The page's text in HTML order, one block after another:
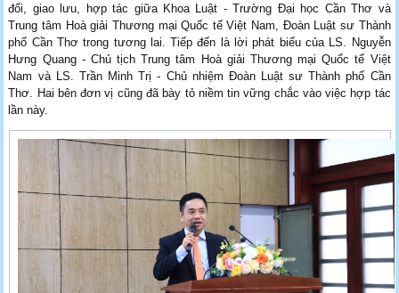
đổi, giao lưu, hợp tác giữa Khoa Luật - Trường Đại học Cần Thơ và
Trung tâm Hoà giải Thương mại Quốc tế Việt Nam, Đoàn Luật sư Thành
phố Cần Thơ trong tương lai. Tiếp đến là lời phát biểu của LS. Nguyễn
Hưng Quang - Chủ tịch Trung tâm Hoà giải Thương mại Quốc tế Việt
Nam và LS. Trần Minh Trị - Chủ nhiệm Đoàn Luật sư Thành phố Cần
Thơ. Hai bên đơn vị cũng đã bày tỏ niềm tin vững chắc vào việc hợp tác
lần này.